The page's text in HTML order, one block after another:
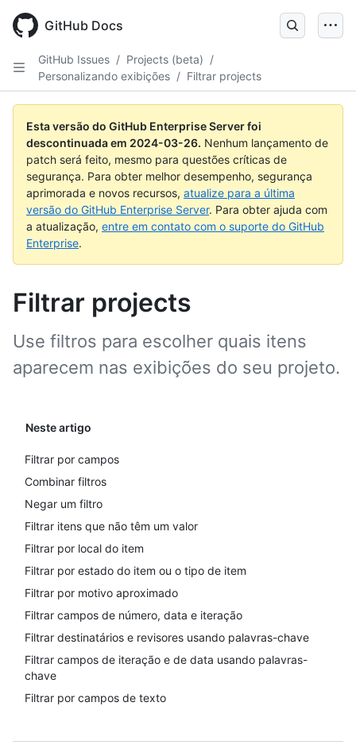
main
GitHub Docs
GitHub Issues / Projects (beta) /
Personalizando exibições / Filtrar projects
Esta versão do GitHub Enterprise Server foi
descontinuada em 2024-03-26. Nenhum lançamento de
patch será feito, mesmo para questões críticas de
segurança. Para obter melhor desempenho, segurança
aprimorada e novos recursos, atualize para a última
versão do GitHub Enterprise Server. Para obter ajuda com
a atualização, entre em contato com o suporte do GitHub
Enterprise.
Filtrar projects
Use filtros para escolher quais itens
aparecem nas exibições do seu projeto.
Neste artigo
Filtrar por campos
Combinar filtros
Negar um filtro
Filtrar itens que não têm um valor
Filtrar por local do item
Filtrar por estado do item ou o tipo de item
Filtrar por motivo aproximado
Filtrar campos de número, data e iteração
Filtrar destinatários e revisores usando palavras-chave
Filtrar campos de iteração e de data usando palavras-
chave
Filtrar por campos de texto